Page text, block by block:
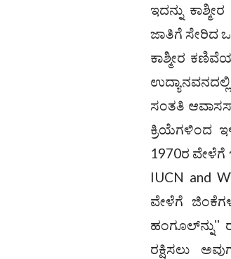
ಇದನ್ನು
ಜಾತಿಗೆ ಸೇರಿದ
ಕಾಶ್ಮೀರ
ಸಂತತಿ
ಕ್ರಿಯೆಗಳಿಂದ
1970ರ ವೇಳೆಗೆ
IUCN and
ವೇಳೆಗೆ
ರಕ್ಷಿಸಲು